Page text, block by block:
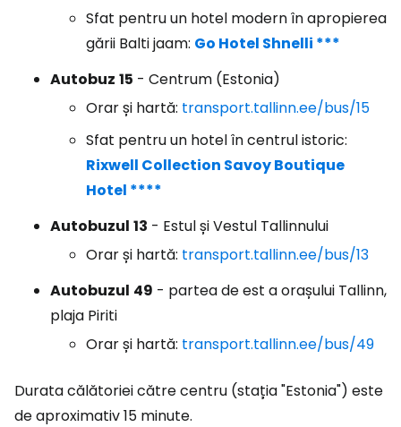
Sfat pentru un hotel modern în apropierea
gării Balti jaam: Go Hotel Shnelli ***
Autobuz 15 - Centrum (Estonia)
Orar și hartă: transport.tallinn.ee/bus/15
Sfat pentru un hotel în centrul istoric:
Rixwell Collection Savoy Boutique
Hotel ****
Autobuzul 13 - Estul și Vestul Tallinnului
Orar și hartă: transport.tallinn.ee/bus/13
Autobuzul 49 - partea de est a orașului Tallinn,
plaja Piriti
Orar și hartă: transport.tallinn.ee/bus/49
Durata călătoriei către centru (stația "Estonia") este
de aproximativ 15 minute.